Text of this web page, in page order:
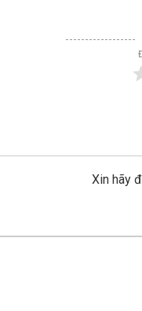
Xin hãy